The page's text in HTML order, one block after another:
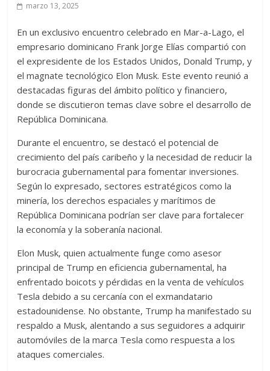
marzo 13, 2025
En un exclusivo encuentro celebrado en Mar-a-Lago, el
empresario dominicano Frank Jorge Elías compartió con
el expresidente de los Estados Unidos, Donald Trump, y
el magnate tecnológico Elon Musk. Este evento reunió a
destacadas figuras del ámbito político y financiero,
donde se discutieron temas clave sobre el desarrollo de
República Dominicana.
Durante el encuentro, se destacó el potencial de
crecimiento del país caribeño y la necesidad de reducir la
burocracia gubernamental para fomentar inversiones.
Según lo expresado, sectores estratégicos como la
minería, los derechos espaciales y marítimos de
República Dominicana podrían ser clave para fortalecer
la economía y la soberanía nacional.
Elon Musk, quien actualmente funge como asesor
principal de Trump en eficiencia gubernamental, ha
enfrentado boicots y pérdidas en la venta de vehículos
Tesla debido a su cercanía con el exmandatario
estadounidense. No obstante, Trump ha manifestado su
respaldo a Musk, alentando a sus seguidores a adquirir
automóviles de la marca Tesla como respuesta a los
ataques comerciales.